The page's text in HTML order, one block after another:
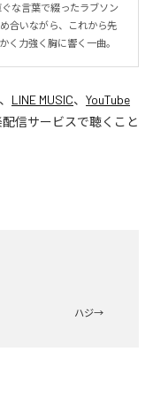
な言葉で綴ったラブソン
合いながら、これから先
く力強く胸に響く一曲。
、 LINE MUSIC、 YouTube
信サービスで聴くこと
ハジ→